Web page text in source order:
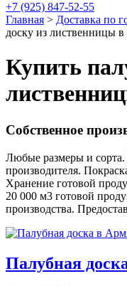
+7 (925) 847-52-55
Главная > Доставка по
доску из лиственницы
Купить
Собственное
Любые размеры и сорта.
производителя.
Хранение готовой
20 000 м3 готовой
производства.
Палубная